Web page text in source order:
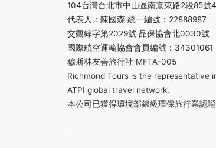
104台灣台北市中山區南京東路2段85號
代表人：陳國森 統一編號：22888987
交觀綜字第2029號 品保協會北0030號
國際航空運輸協會會員編號：34301061
穆斯林友善旅行社 MFTA-005
Richmond Tours is the representative
ATPI global travel network.
本公司已獲得環境部銀級環保旅行業認